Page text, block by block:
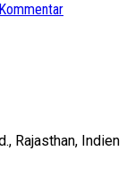
Rajasthan, Indien